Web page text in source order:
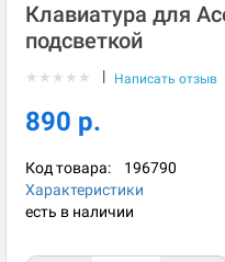
Клавиатура для
подсветкой
★ ★ ★ ★ ★ | Написать отзыв
890 р.
Код товара: 196790
Характеристики
есть в наличии